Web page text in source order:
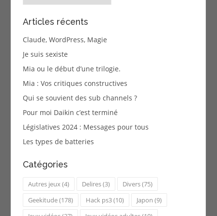
Articles récents
Claude, WordPress, Magie
Je suis sexiste
Mia ou le début d’une trilogie.
Mia : Vos critiques constructives
Qui se souvient des sub channels ?
Pour moi Daikin c’est terminé
Législatives 2024 : Messages pour tous
Les types de batteries
Catégories
Autres jeux(4) Delires(3) Divers(75)
Geekitude(178) Hack ps3(10) Japon (9)